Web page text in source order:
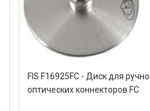
FIS F16925FC - Диск для
оптических коннекторов FC